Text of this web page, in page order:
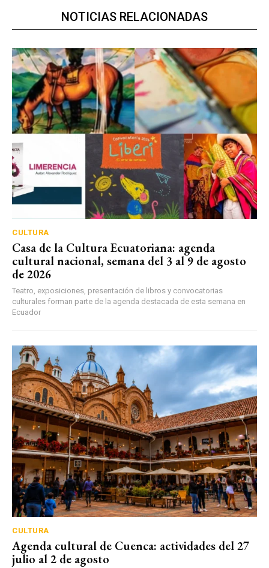
NOTICIAS RELACIONADAS
CULTURA
Casa de la Cultura Ecuatoriana: agenda
cultural nacional, semana del 3 al 9 de agosto
de 2026
Teatro, exposiciones, presentación de libros y convocatorias
culturales forman parte de la agenda destacada de esta semana en
Ecuador
CULTURA
Agenda cultural de Cuenca: actividades del 27
julio al 2 de agosto